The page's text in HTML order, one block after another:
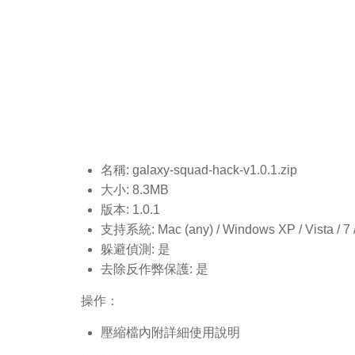
名稱: galaxy-squad-hack-v1.0.1.zip
大小: 8.3MB
版本: 1.0.1
支持系統: Mac (any) / Windows XP / Vista / 7
躲避偵測: 是
去除反作弊保護: 是
操作：
壓縮檔內附詳細使用說明